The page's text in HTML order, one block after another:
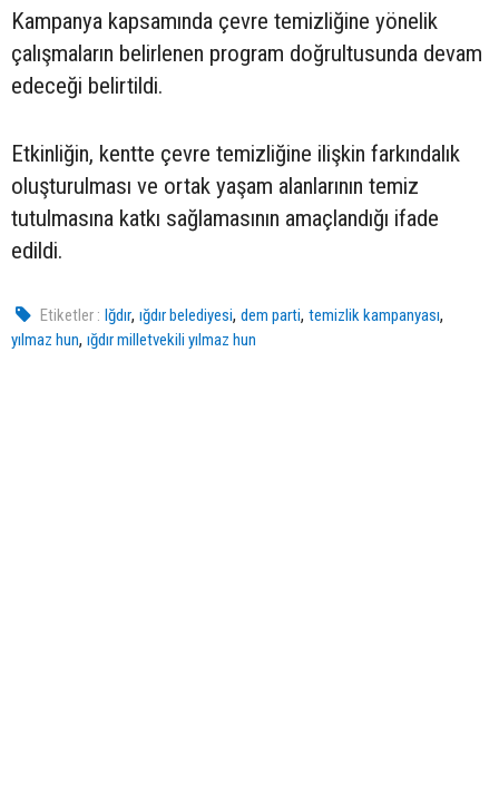
Kampanya kapsamında çevre temizliğine yönelik
çalışmaların belirlenen program doğrultusunda devam
edeceği belirtildi.
Etkinliğin, kentte çevre temizliğine ilişkin farkındalık
oluşturulması ve ortak yaşam alanlarının temiz
tutulmasına katkı sağlamasının amaçlandığı ifade
edildi.
Etiketler : Iğdır,ığdır belediyesi,dem parti,temizlik kampanyası,
yılmaz hun, ığdır milletvekili yılmaz hun